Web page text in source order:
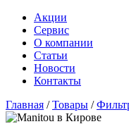
Акции
Сервис
О компании
Статьи
Новости
Контакты
Главная /Товары /